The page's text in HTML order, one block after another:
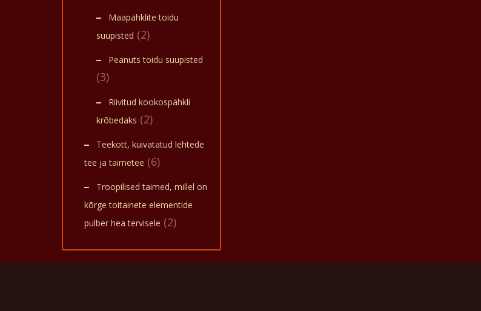
Maapähklite toidu
suupisted (2)
Peanuts toidu suupisted
(3)
Riivitud kookospähkli
krõbedaks (2)
Teekott, kuivatatud lehtede
tee ja taimetee (6)
Troopilised taimed, millel on
kõrge toitainete elementide
pulber hea tervisele (2)